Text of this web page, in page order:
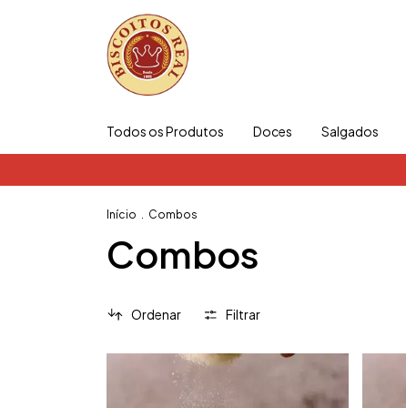
Todos os Produtos Doces Salgados
Início . Combos
Combos
Ordenar Filtrar